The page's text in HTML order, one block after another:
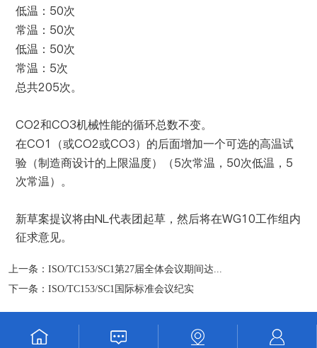
低温： 50次
常温： 50次
低温： 50次
常温： 5次
总共205次。
CO2和CO3机械性能的循环总数不变。
在CO1 （或CO2或CO3）的后面增加一个可选的高温试
验（制造商设计的上限温度）（5次常温， 50次低温， 5
次常温）。
新草案提议将由NL代表团起草，然后将在WG10工作组内
征求意见。
上一条： ISO/TC153/SC1第27届全体会议期间达...
下一条： ISO/TC153/SC1国际标准会议纪实